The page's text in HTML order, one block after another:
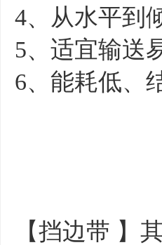
4、从水平到
5、适宜输送
6、能耗低、
【挡边带 】